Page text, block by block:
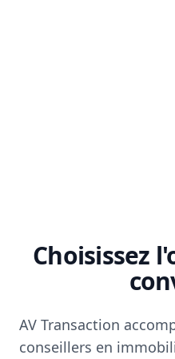
Choisissez
AV Transaction
conseillers en